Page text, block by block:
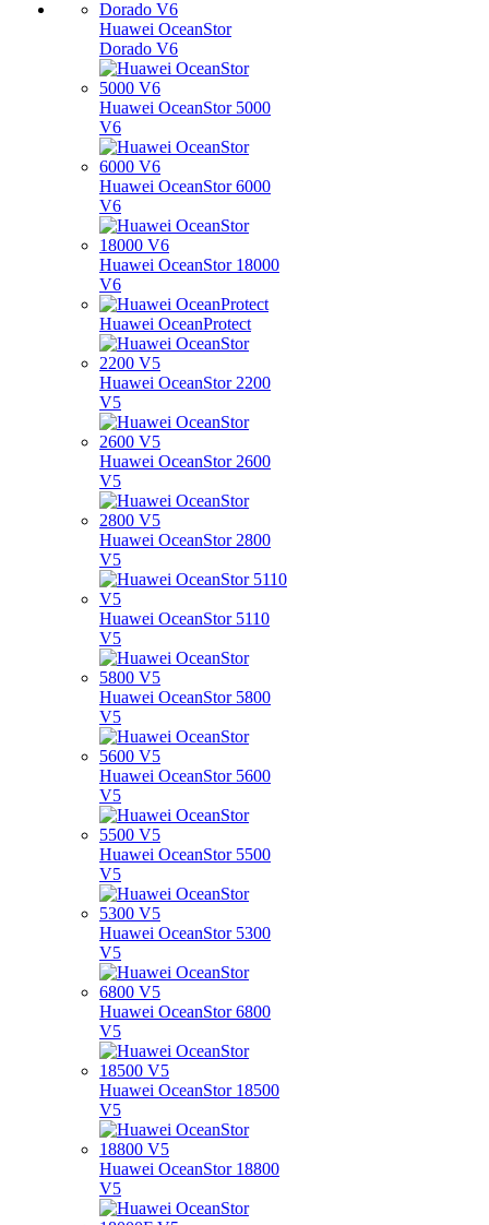
Huawei OceanStor
Dorado V6
Huawei OceanStor 5000
V6
Huawei OceanStor 6000
V6
Huawei OceanStor 18000
V6
Huawei OceanProtect
Huawei OceanStor 2200
V5
Huawei OceanStor 2600
V5
Huawei OceanStor 2800
V5
Huawei OceanStor 5110
V5
Huawei OceanStor 5800
V5
Huawei OceanStor 5600
V5
Huawei OceanStor 5500
V5
Huawei OceanStor 5300
V5
Huawei OceanStor 6800
V5
Huawei OceanStor 18500
V5
Huawei OceanStor 18800
V5